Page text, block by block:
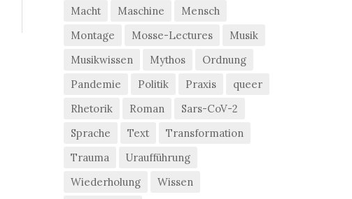
Macht
Maschine
Mensch
Montage
Mosse-Lectures
Musik
Musikwissen
Mythos
Ordnung
Pandemie
Politik Praxis
queer
Rhetorik
Roman
Sars-CoV-2
Sprache
Text
Transformation
Trauma
Uraufführung
Wiederholung
Wissen